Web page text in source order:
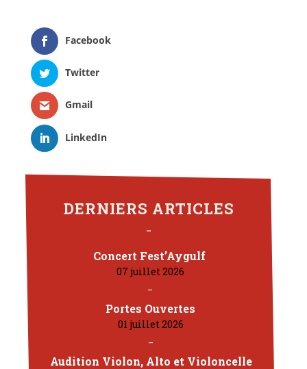
Facebook
Twitter
Gmail
LinkedIn
DERNIERS ARTICLES
Concert Fest’Aygulf
07 juillet 2026
Portes Ouvertes
01 juillet 2026
Audition Violon, Alto et Violoncelle